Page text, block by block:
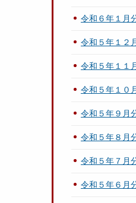
令和６年１月
令和５年１２
令和５年１１
令和５年１０
令和５年９月
令和５年８月
令和５年７月
令和５年６月